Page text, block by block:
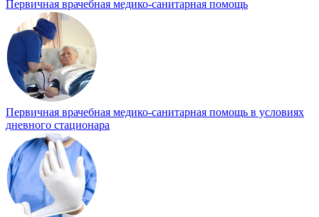
Первичная врачебная медико-санитарная помощь
Первичная врачебная медико-санитарная помощь в условиях
дневного стационара